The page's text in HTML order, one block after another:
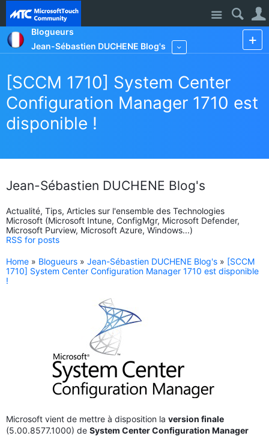
Site
Blogueurs
Jean-Sébastien DUCHENE Blog's
[SCCM 1710] System Center
Configuration Manager 1710 est
disponible !
Jean-Sébastien DUCHENE Blog's
Actualité, Tips, Articles sur l'ensemble des Technologies
Microsoft (Microsoft Intune, ConfigMgr, Microsoft Defender,
Microsoft Purview, Microsoft Azure, Windows...)
RSS for posts
Home » Blogueurs » Jean-Sébastien DUCHENE Blog's » [SCCM
1710] System Center Configuration Manager 1710 est disponible
!
Microsoft vient de mettre à disposition la version finale
(5.00.8577.1000) de System Center Configuration Manager